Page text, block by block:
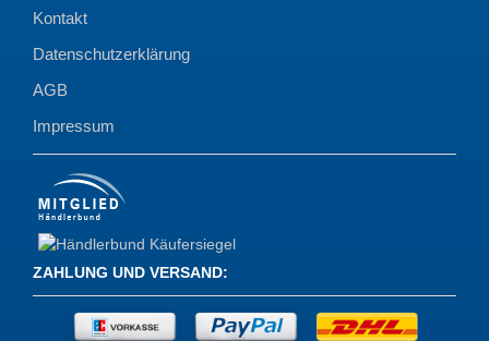
Kontakt
Datenschutzerklärung
AGB
Impressum
ZAHLUNG UND VERSAND: